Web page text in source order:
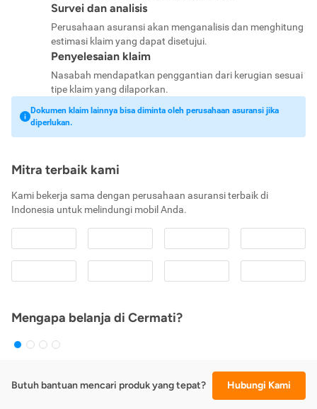
Survei dan analisis
Perusahaan asuransi akan menganalisis dan menghitung
estimasi klaim yang dapat disetujui.
Penyelesaian klaim
Nasabah mendapatkan penggantian dari kerugian sesuai
tipe klaim yang dilaporkan.
Dokumen klaim lainnya bisa diminta oleh perusahaan asuransi jika
diperlukan.
Mitra terbaik kami
Kami bekerja sama dengan perusahaan asuransi terbaik di
Indonesia untuk melindungi mobil Anda.
Mengapa belanja di Cermati?
Butuh bantuan mencari produk yang tepat? Hubungi Kami